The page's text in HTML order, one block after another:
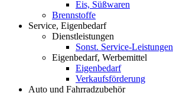
Eis, Süßwaren
Brennstoffe
Service, Eigenbedarf
Dienstleistungen
Sonst. Service-Leistungen
Eigenbedarf, Werbemittel
Eigenbedarf
Verkaufsförderung
Auto und Fahrradzubehör